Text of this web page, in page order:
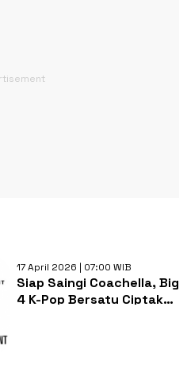
17 April 2026 | 07:00 WIB
Siap Saingi Coachella, Big
4 K-Pop Bersatu Ciptakan